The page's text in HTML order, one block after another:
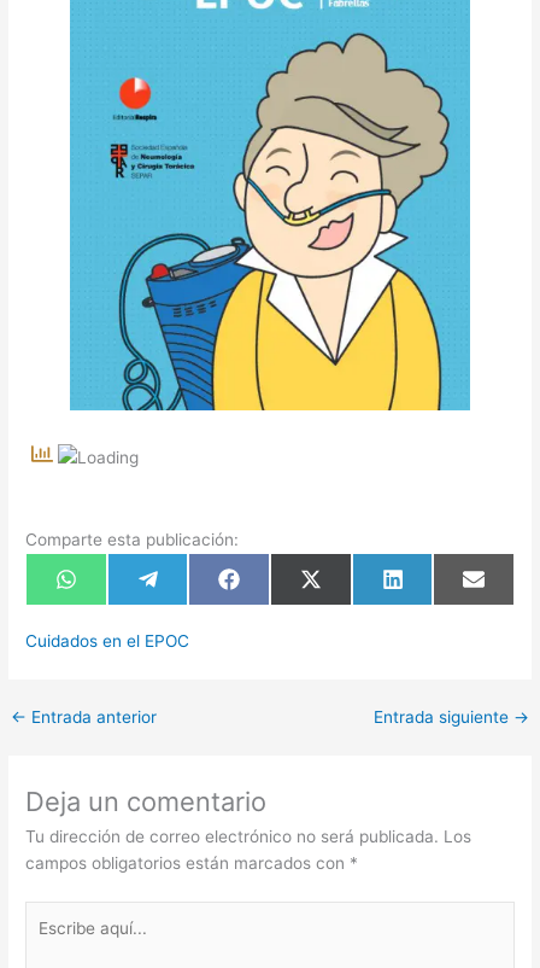
Comparte esta publicación:
Compartir
en
Compartir
en
Compartir
en
Compartir
en
Compartir
en
en
Cuidados en el EPOC
← Entrada anterior Entrada siguiente →
Deja un comentario
Tu dirección de correo electrónico no será publicada. Los
campos obligatorios están marcados con *
aquí...